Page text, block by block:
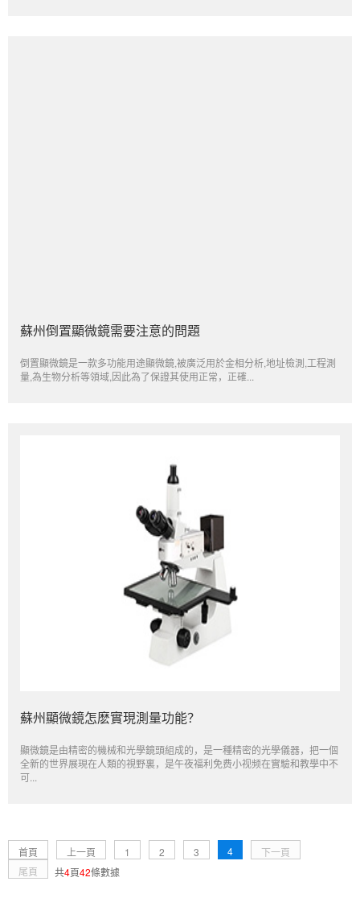
蘇州倒置顯微鏡需要注意的問題
倒置顯微鏡是一款多功能用途顯微鏡,被廣泛用於金相分析,地址檢測,工程測
量,為生物分析等領域,因此為了保證其使用正常，正確...
蘇州顯微鏡怎麽實現測量功能？
顯微鏡是由精密的機械和光學鏡頭組成的，是一種精密的光學儀器，把一個
全新的世界展現在人類的視野裏，是午夜福利免费小视频在實驗和教學中不
可...
首頁 上一頁 1 2 3 4
下一頁
尾頁
共4頁42條數據